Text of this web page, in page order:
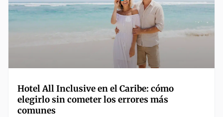
Hotel All Inclusive en el Caribe: cómo
elegirlo sin cometer los errores más
comunes